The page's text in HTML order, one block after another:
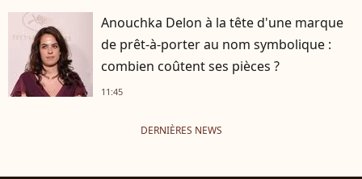
Anouchka Delon à la tête d'une marque
de prêt-à-porter au nom symbolique :
combien coûtent ses pièces ?
11:45
DERNIÈRES NEWS